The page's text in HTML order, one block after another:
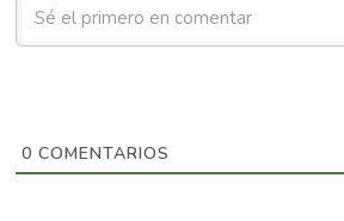
0 COMENTARIOS